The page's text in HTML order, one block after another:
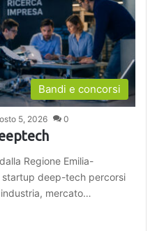
Bandi e concorsi
5, 2026 0
Regione Emilia-
startup deep-tech percorsi
mercato…